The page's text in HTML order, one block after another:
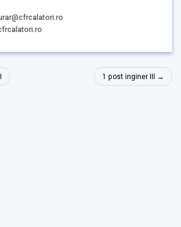
1 post inginer III